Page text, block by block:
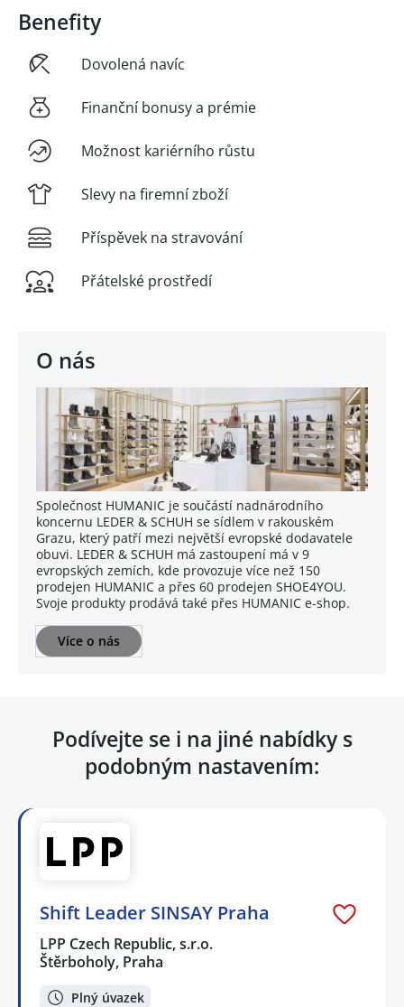
O nás
Společnost HUMANIC je součástí nadnárodního
koncernu LEDER & SCHUH se sídlem v rakouském
Grazu, který patří mezi největší evropské dodavatele
obuvi. LEDER & SCHUH má zastoupení má v 9
evropských zemích, kde provozuje více než 150
prodejen HUMANIC a přes 60 prodejen SHOE4YOU.
Svoje produkty prodává také přes HUMANIC e-shop.
Více o nás
Benefity
Dovolená navíc
Finanční bonusy a prémie
Možnost kariérního růstu
Slevy na firemní zboží
Příspěvek na stravování
Přátelské prostředí
Podívejte se i na jiné nabídky s
podobným nastavením:
Shift Leader SINSAY Praha
LPP Czech Republic, s.r.o.
Štěrboholy, Praha
Plný úvazek